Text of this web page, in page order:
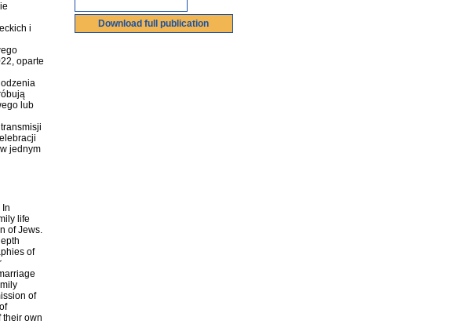
i
oparte
lub
jednym
life
of Jews.
of
of
their own
Download full publication